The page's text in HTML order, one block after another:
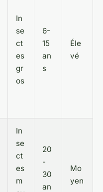
In
se
ct
es
gr
os
6-
15
an
s
Éle
vé
In
se
ct
es
m
20
-
30
an
Mo
yen